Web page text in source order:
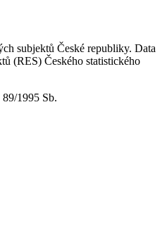
subjektů České republiky. Data
(RES) Českého statistického
1995 Sb.